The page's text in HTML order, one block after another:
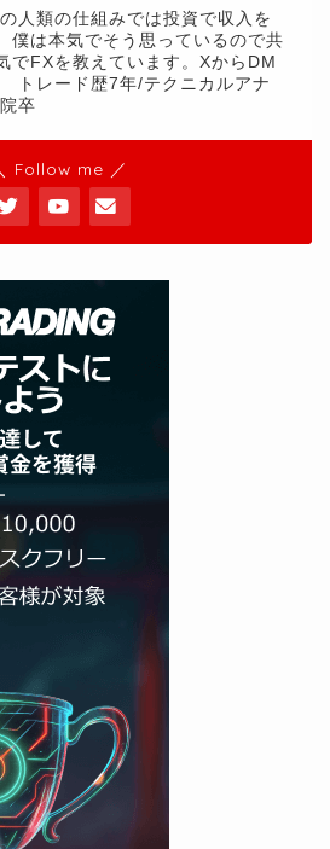
人類の仕組みでは投資で収入を
僕は本気でそう思っているので共
でFXを教えています。XからDM
トレード歴7年/テクニカルアナ
卒
Follow me ／